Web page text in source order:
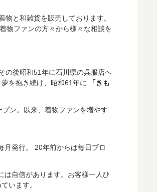
と和雑貨を販売しております。
物ファンの方々から様々な相談を
の後昭和51年に石川県の呉服店へ
を抱き続け、昭和61年に
「きも
ン。以来、着物ファンを増やす
月発行。 20年前からは毎日ブロ
は自信があります。お客様一人ひ
います。